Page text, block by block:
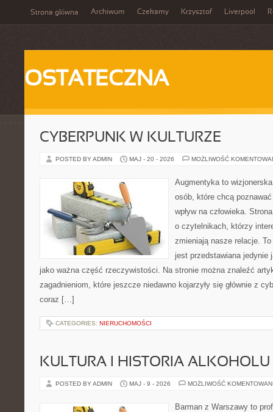
Strona główna Archiwum Czekamy Krzysztof Liverpool
OSTATECZNA
CYBERPUNK W KULTURZE
POSTED BY ADMIN MAJ - 20 - 2026 MOŻLIWOŚĆ
Augmentyka to
osób, które chcą
wpływ na człowieka.
o czytelnikach, którzy
zmieniają nasze relacje.
jest przedstawiana jedynie
jako ważna część rzeczywistości. Na stronie można znaleźć
zagadnieniom, które jeszcze niedawno kojarzyły się głównie z
coraz […]
CATEGORIES: NIERUCHOMOŚCI
KULTURA I HISTORIA ALKOHOLU
POSTED BY ADMIN MAJ - 9 - 2026 MOŻLIWOŚĆ
Barman z Warszawy to